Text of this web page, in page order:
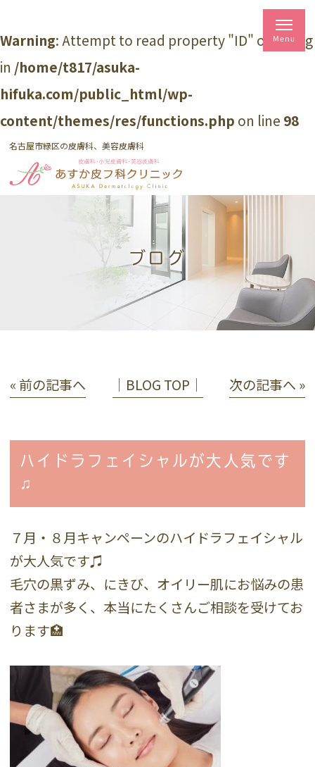
Warning: Attempt to read property "ID" on string
in /home/t817/asuka-
hifuka.com/public_html/wp-
content/themes/res/functions.php on line 98
名古屋市緑区の皮膚科、美容皮膚科
ブログ
« 前の記事へ │BLOG TOP│ 次の記事へ »
ハイドラフェイシャルが大人気です
♫
７月・８月キャンペーンのハイドラフェイシャル
が大人気です♫
毛穴の黒ずみ、にきび、オイリー肌にお悩みの患
者さまが多く、本当にたくさんご相談を受けてお
ります🏥